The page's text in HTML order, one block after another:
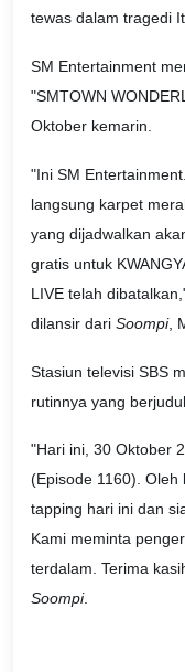
tewas dalam tragedi
SM Entertainment
"SMTOWN
Oktober kemarin.
"Ini SM
langsung karpet
yang dijadwalkan
gratis untuk
LIVE telah
dilansir dari Soompi,
Stasiun televisi SBS
rutinnya yang
"Hari ini, 30 Oktober
(Episode 1160).
tapping hari ini dan
Kami meminta
terdalam. Terima
Soompi.